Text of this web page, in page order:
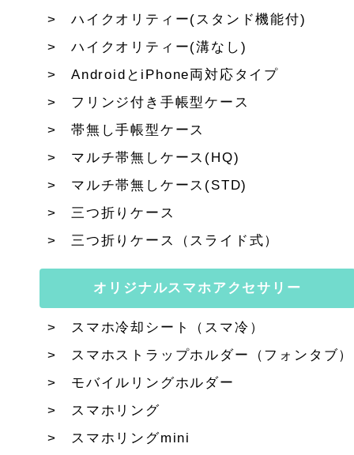
ハイクオリティー(スタンド機能付)
ハイクオリティー(溝なし)
AndroidとiPhone両対応タイプ
フリンジ付き手帳型ケース
帯無し手帳型ケース
マルチ帯無しケース(HQ)
マルチ帯無しケース(STD)
三つ折りケース
三つ折りケース（スライド式）
オリジナルスマホアクセサリー
スマホ冷却シート（スマ冷）
スマホストラップホルダー（フォンタブ）
モバイルリングホルダー
スマホリング
スマホリングmini